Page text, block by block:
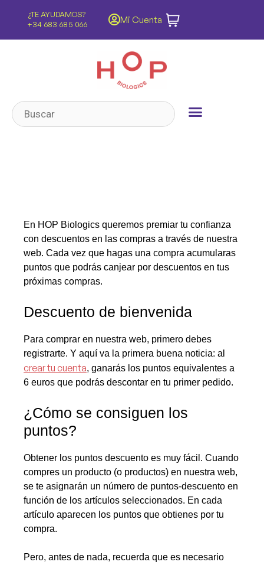
¿TE AYUDAMOS?
+34 683 685 066
ENVÍOS GRATIS
Península y Baleares
Mi Cuenta
En HOP Biologics queremos premiar tu confianza
con descuentos en las compras a través de nuestra
web. Cada vez que hagas una compra acumularas
puntos que podrás canjear por descuentos en tus
próximas compras.
Descuento de bienvenida
Para comprar en nuestra web, primero debes
registrarte. Y aquí va la primera buena noticia: al
crear tu cuenta, ganarás los puntos equivalentes a
6 euros que podrás descontar en tu primer pedido.
¿Cómo se consiguen los
puntos?
Obtener los puntos descuento es muy fácil. Cuando
compres un producto (o productos) en nuestra web,
se te asignarán un número de puntos-descuento en
función de los artículos seleccionados. En cada
artículo aparecen los puntos que obtienes por tu
compra.
Pero, antes de nada, recuerda que es necesario